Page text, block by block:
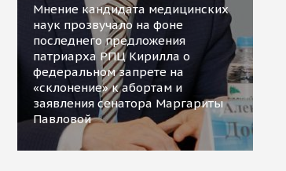
Мнение кандидата медицинских
наук прозвучало на фоне
последнего предложения
патриарха РПЦ Кирилла о
федеральном запрете на
«склонение» к абортам и
заявления сенатора Маргариты
Павловой